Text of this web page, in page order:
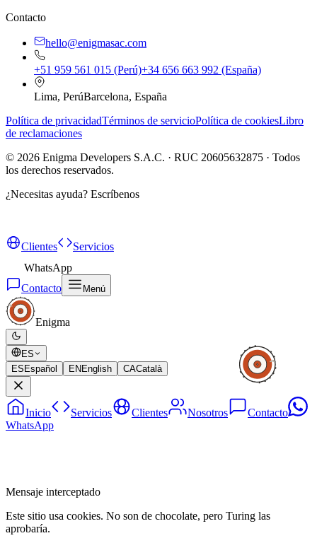
Contacto
hello@enigmasac.com
+51 959 561 015 (Perú)+34 656 663 992 (España)
Lima, PerúBarcelona, España
Política de privacidadTérminos de servicioPolítica de cookiesLibro
de reclamaciones
© 2026 Enigma Developers S.A.C. · RUC 20605632875 · Todos
los derechos reservados.
¿Necesitas ayuda? Escríbenos
Clientes
Servicios
WhatsApp
Contacto
Menú
Enigma
ES
ES Español EN English CACatalà
Inicio Servicios Clientes Nosotros
Contacto
WhatsApp
Mensaje interceptado
Este sitio usa cookies. No son de chocolate, pero Turing las
aprobaría.